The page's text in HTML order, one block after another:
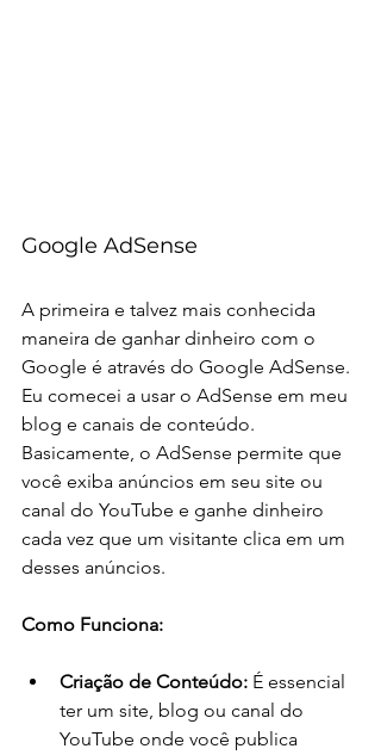
Google AdSense
A primeira e talvez mais conhecida
maneira de ganhar dinheiro com o
Google é através do Google AdSense.
Eu comecei a usar o AdSense em meu
blog e canais de conteúdo.
Basicamente, o AdSense permite que
você exiba anúncios em seu site ou
canal do YouTube e ganhe dinheiro
cada vez que um visitante clica em um
desses anúncios.
Como Funciona:
Criação de Conteúdo: É essencial
ter um site, blog ou canal do
YouTube onde você publica